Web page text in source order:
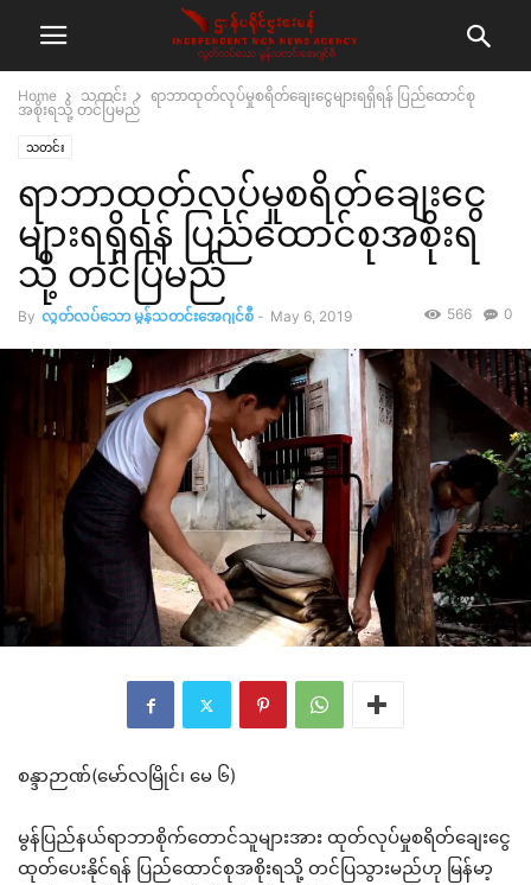
Home သတင်း
ရာဘာထုတ်လုပ်မှုစရိတ်ချေးငွေများရရှိရန် ပြည်ထောင်စု
အစိုးရသို့ တင်ပြမည်
သတင်း
ရာဘာထုတ်လုပ်မှုစရိတ်ချေးငွေ
များရရှိရန် ပြည်ထောင်စုအစိုးရ
သို့ တင်ပြမည်
By လွတ်လပ်သော မွန်သတင်းအေဂျင်စီ - May 6, 2019 0
566
စန္ဒာဉာဏ်(မော်လမြိုင်၊ မေ ၆)
မွန်ပြည်နယ်ရာဘာစိုက်တောင်သူများအား ထုတ်လုပ်မှုစရိတ်ချေးငွေ
ထုတ်ပေးနိုင်ရန် ပြည်ထောင်စုအစိုးရသို့ တင်ပြသွားမည်ဟု မြန်မာ့